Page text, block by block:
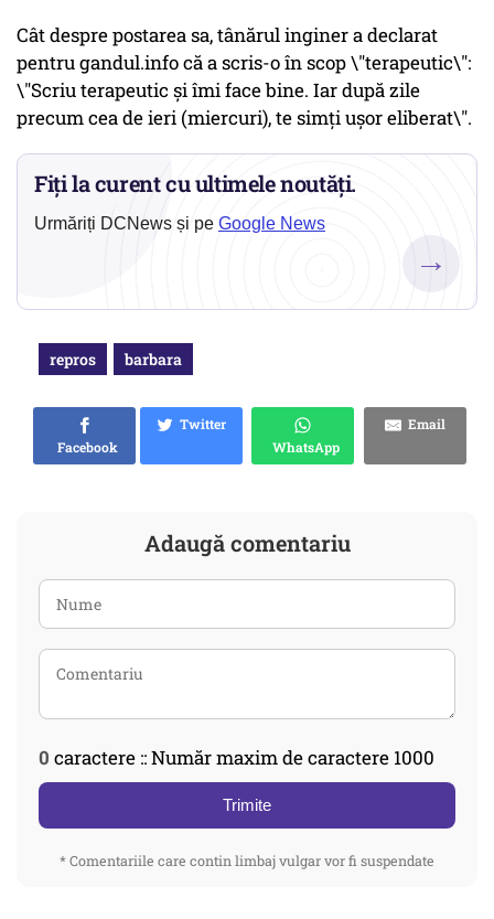
Cât despre postarea sa, tânărul inginer a declarat
pentru gandul.info că a scris-o în scop \"terapeutic\":
\"Scriu terapeutic şi îmi face bine. Iar după zile
precum cea de ieri (miercuri), te simţi uşor eliberat\".
Fiți la curent cu ultimele noutăți.
Urmăriți DCNews și pe Google News
→
repros barbara
Facebook
Twitter
WhatsApp
Email
Adaugă comentariu
0 caractere :: Număr maxim de caractere 1000
Trimite
* Comentariile care contin limbaj vulgar vor fi suspendate